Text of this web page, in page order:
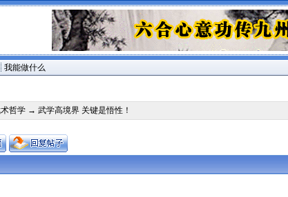
我能做什么
哲学 → 武学高境界 关键是悟性！